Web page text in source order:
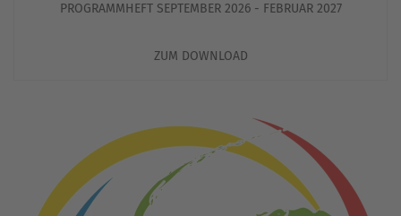
PROGRAMMHEFT SEPTEMBER 2026 - FEBRUAR 2027
ZUM DOWNLOAD